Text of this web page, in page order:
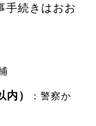
手続きはおお
） ：警察か